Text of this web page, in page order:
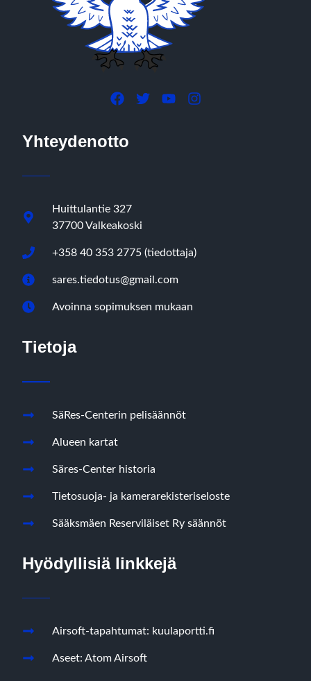
Yhteydenotto
Huittulantie 327
37700 Valkeakoski
+358 40 353 2775 (tiedottaja)
sares.tiedotus@gmail.com
Avoinna sopimuksen mukaan
Tietoja
SäRes-Centerin pelisäännöt
Alueen kartat
Säres-Center historia
Tietosuoja- ja kamerarekisteriseloste
Sääksmäen Reserviläiset Ry säännöt
Hyödyllisiä linkkejä
Airsoft-tapahtumat: kuulaportti.fi
Aseet: Atom Airsoft